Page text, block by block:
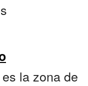
la zona de